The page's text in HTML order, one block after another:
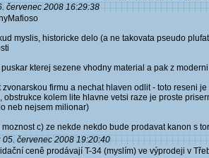
červenec 2008 16:29:38
myslis, historicke delo (a ne takovata pseudo
kterej sezene vhodny material a pak z
zvonarskou firmu a nechat hlaven odlit - toto reseni
obstrukce kolem lite hlavne vetsi raze je proste
neb nejsem milionar)
moznost c) ze nekde nekdo bude prodavat kanon s
05. červenec 2008 19:20:40
ceně prodávají T-34 (myslím) ve výprodeji v